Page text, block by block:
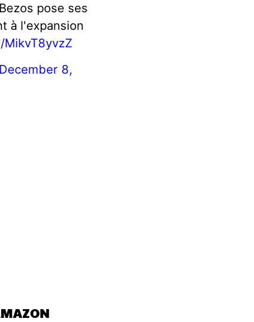
pose ses
à l'expansion
December 8,